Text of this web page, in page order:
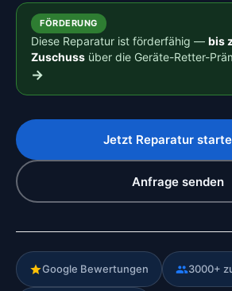
FÖRDERUNG
Diese Reparatur ist förderfähig — bis
Zuschuss über die Geräte-Retter-
→
Jetzt Reparatur
Anfrage senden
Google Bewertungen 3000+